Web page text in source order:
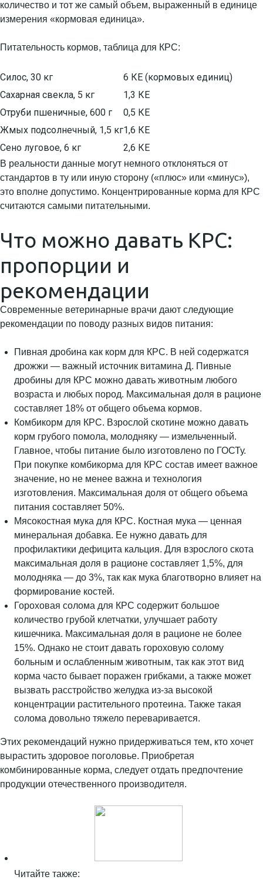
количество и тот же самый объем, выраженный в единице
измерения «кормовая единица».
Питательность кормов, таблица для КРС:
Силос, 30 кг
6 КЕ (кормовых единиц)
Сахарная свекла, 5 кг
1,3 КЕ
Отруби пшеничные, 600 г
0,5 КЕ
Жмых подсолнечный, 1,5 кг1,6 КЕ
Сено луговое, 6 кг
2,6 КЕ
В реальности данные могут немного отклоняться от
стандартов в ту или иную сторону («плюс» или «минус»),
это вполне допустимо. Концентрированные корма для КРС
считаются самыми питательными.
Что можно давать КРС:
пропорции и
рекомендации
Современные ветеринарные врачи дают следующие
рекомендации по поводу разных видов питания:
Пивная дробина как корм для КРС. В ней содержатся
дрожжи — важный источник витамина Д. Пивные
дробины для КРС можно давать животным любого
возраста и любых пород. Максимальная доля в рационе
составляет 18% от общего объема кормов.
Комбикорм для КРС. Взрослой скотине можно давать
корм грубого помола, молодняку — измельченный.
Главное, чтобы питание было изготовлено по ГОСТу.
При покупке комбикорма для КРС состав имеет важное
значение, но не менее важна и технология
изготовления. Максимальная доля от общего объема
питания составляет 50%.
Мясокостная мука для КРС. Костная мука — ценная
минеральная добавка. Ее нужно давать для
профилактики дефицита кальция. Для взрослого скота
максимальная доля в рационе составляет 1,5%, для
молодняка — до 3%, так как мука благотворно влияет на
формирование костей.
Гороховая солома для КРС содержит большое
количество грубой клетчатки, улучшает работу
кишечника. Максимальная доля в рационе не более
15%. Однако не стоит давать гороховую солому
больным и ослабленным животным, так как этот вид
корма часто бывает поражен грибками, а также может
вызвать расстройство желудка из-за высокой
концентрации растительного протеина. Также такая
солома довольно тяжело переваривается.
Этих рекомендаций нужно придерживаться тем, кто хочет
вырастить здоровое поголовье. Приобретая
комбинированные корма, следует отдать предпочтение
продукции отечественного производителя.
Читайте также: